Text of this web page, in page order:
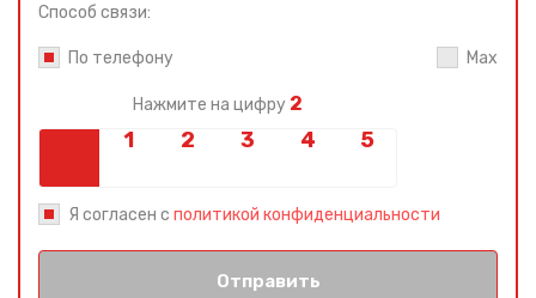
Способ связи:
По телефону Max
Нажмите на цифру 2
Я согласен с политикой конфиденциальности
Отправить